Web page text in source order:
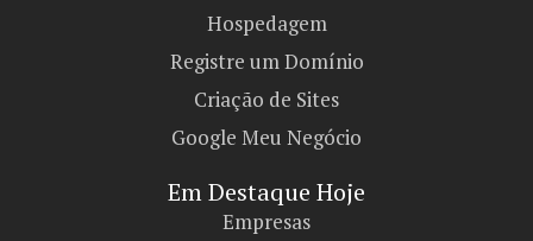
Hospedagem
Registre um Domínio
Criação de Sites
Google Meu Negócio
Em Destaque Hoje
Empresas